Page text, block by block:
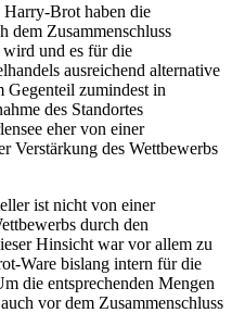
Brot haben die
dem Zusammenschluss
wird und es für die
ausreichend alternative
Gegenteil zumindest in
des Standortes
eher von einer
Verstärkung des Wettbewerbs
ist nicht von einer
durch den
Hinsicht war vor allem zu
Ware bislang intern für die
die entsprechenden Mengen
vor dem Zusammenschluss